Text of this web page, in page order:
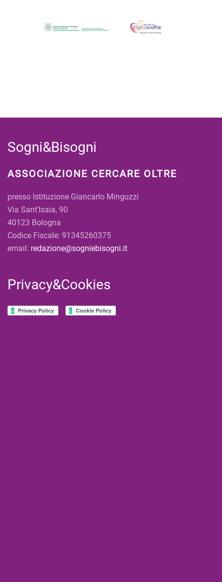
Sogni&Bisogni
ASSOCIAZIONE CERCARE OLTRE
presso Istituzione Giancarlo Minguzzi
Via Sant'Isaia, 90
40123 Bologna
Codice Fiscale: 91345260375
email: redazione@sogniebisogni.it
Privacy&Cookies